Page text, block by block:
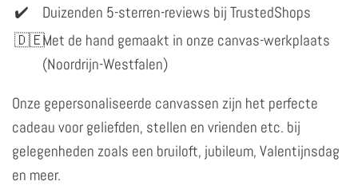
Duizenden 5-sterren-reviews bij TrustedShops
Met de hand gemaakt in onze canvas-werkplaats
(Noordrijn-Westfalen)
Onze gepersonaliseerde canvassen zijn het perfecte
cadeau voor geliefden, stellen en vrienden etc. bij
gelegenheden zoals een bruiloft, jubileum, Valentijnsdag
en meer.